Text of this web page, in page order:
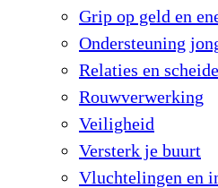
Grip op geld en
Ondersteuning
Relaties en
Rouwverwerking
Veiligheid
Versterk je buurt
Vluchtelingen en